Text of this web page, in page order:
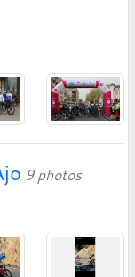
9 photos